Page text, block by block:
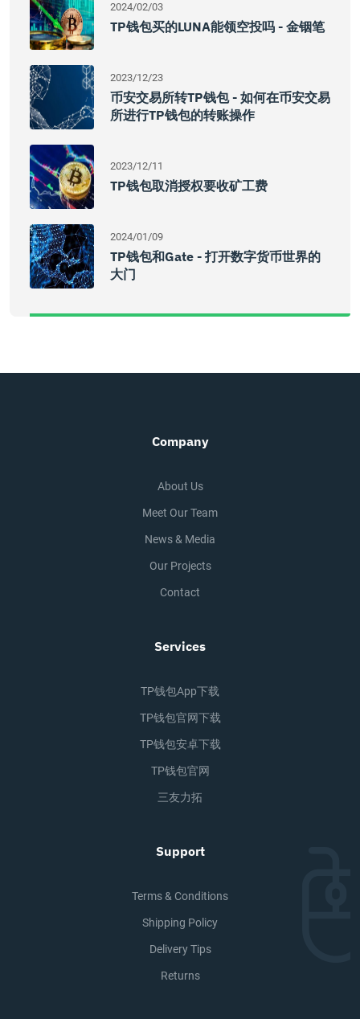
2024/02/03
TP钱包买的LUNA能领空投吗 - 金铟笔
2023/12/23
币安交易所转TP钱包 - 如何在币安交易
所进行TP钱包的转账操作
2023/12/11
TP钱包取消授权要收矿工费
2024/01/09
TP钱包和Gate - 打开数字货币世界的
大门
Company
About Us
Meet Our Team
News & Media
Our Projects
Contact
Services
TP钱包app下载
TP钱包官网下载
TP钱包安卓下载
TP钱包官网
三友力拓
Support
Terms & Conditions
Shipping Policy
Delivery Tips
Returns